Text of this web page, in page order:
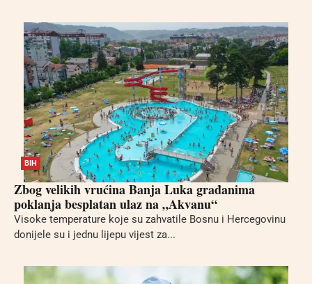
BIH
Zbog velikih vrućina Banja Luka građanima
poklanja besplatan ulaz na „Akvanu“
Visoke temperature koje su zahvatile Bosnu i Hercegovinu
donijele su i jednu lijepu vijest za...